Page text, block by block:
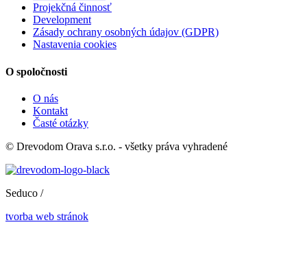
Projekčná činnosť
Development
Zásady ochrany osobných údajov (GDPR)
Nastavenia cookies
O spoločnosti
O nás
Kontakt
Časté otázky
© Drevodom Orava s.r.o. - všetky práva vyhradené
Seduco /
tvorba web stránok